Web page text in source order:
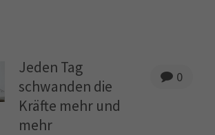
0
Jeden Tag
schwanden die
Kräfte mehr und
mehr